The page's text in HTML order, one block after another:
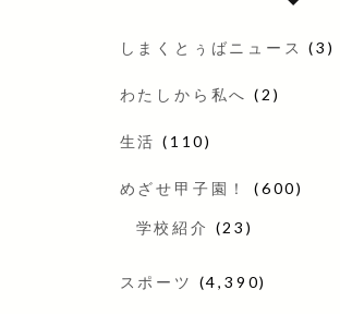
しまくとぅばニュース (3)
わたしから私へ (2)
生活 (110)
めざせ甲子園！ (600)
学校紹介 (23)
スポーツ (4,390)